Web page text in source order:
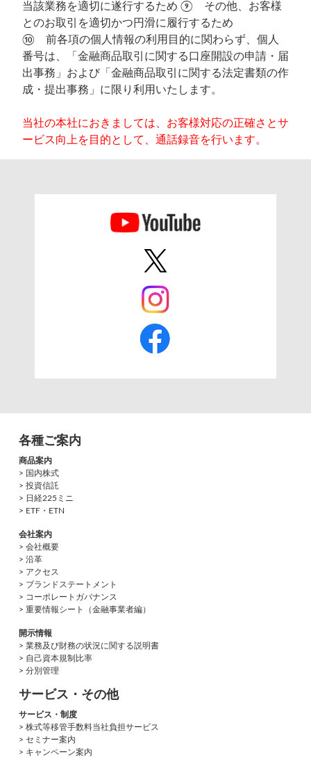
当該業務を適切に遂行するため ⑨ その他、お客様
とのお取引を適切かつ円滑に履行するため
⑩ 前各項の個人情報の利用目的に関わらず、個人
番号は、「金融商品取引に関する口座開設の申請・届
出事務」および「金融商品取引に関する法定書類の作
成・提出事務」に限り利用いたします。
当社の本社におきましては、お客様対応の正確さとサ
ービス向上を目的として、通話録音を行います。
各種ご案内
商品案内
> 国内株式
> 投資信託
> 日経225ミニ
> ETF・ETN
会社案内
> 会社概要
> 沿革
> アクセス
> ブランドステートメント
> コーポレートガバナンス
> 重要情報シート（金融事業者編）
開示情報
> 業務及び財務の状況に関する説明書
> 自己資本規制比率
> 分別管理
サービス・その他
サービス・制度
> 株式等移管手数料当社負担サービス
> セミナー案内
> キャンペーン案内